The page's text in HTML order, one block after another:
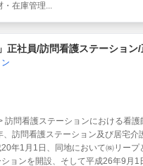
・在庫管理...
正社員/訪問看護ステーション
訪問看護ステーションにおける看
訪問看護ステーション及び居宅介
年1月1日、同地において㈱リープ
ョンを開設、そして平成26年9月1